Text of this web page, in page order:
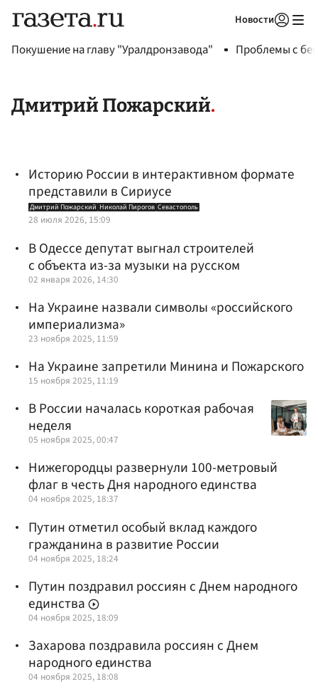
Новости
Покушение на главу "Уралдронзавода" Проблемы с
Дмитрий Пожарский
Историю России в интерактивном формате
представили в Сириусе
Дмитрий Пожарский Николай Пирогов Севастополь
28 июля 2026, 15:09
В Одессе депутат выгнал строителей
с объекта из-за музыки на русском
02 января 2026, 14:30
На Украине назвали символы «российского
империализма»
23 ноября 2025, 11:59
На Украине запретили Минина и Пожарского
15 ноября 2025, 11:19
В России началась короткая рабочая
неделя
05 ноября 2025, 00:47
Нижегородцы развернули 100-метровый
флаг в честь Дня народного единства
04 ноября 2025, 18:37
Путин отметил особый вклад каждого
гражданина в развитие России
04 ноября 2025, 18:24
Путин поздравил россиян с Днем народного
единства
04 ноября 2025, 18:09
Захарова поздравила россиян с Днем
народного единства
04 ноября 2025, 18:08